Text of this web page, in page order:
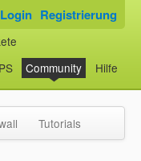
Community Hilfe
Login Registrierung
Tutorials